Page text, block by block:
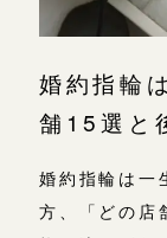
ブログ
プライバシーポリシー
婚約指輪
舗15選と
婚約指輪は一
方、「どの店
鎌倉店
川越店
軽井沢店